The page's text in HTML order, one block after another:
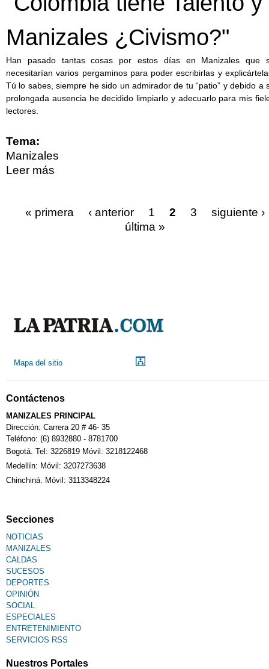
Manizales ¿Civismo?"
Han pasado tantas cosas por estos días en Manizales que
necesitarían varios pergaminos para poder escribirlas y
Tú lo sabes, siempre he sido un admirador de tu “patio” y debido a
prolongada ausencia he decidido limpiarlo y adecuarlo para mis
lectores.
Tema:
Manizales
Leer más
« primera ‹ anterior 1 2 3
siguiente ›
última »
Mapa del sitio
Contáctenos
MANIZALES PRINCIPAL
Dirección: Carrera 20 # 46- 35
Teléfono: (6) 8932880 - 8781700
Bogotá. Tel: 3226819 Móvil: 3218122468
Medellín: Móvil: 3207273638
Chinchiná. Móvil: 3113348224
Secciones
NOTICIAS
MANIZALES
CALDAS
SUCESOS
DEPORTES
OPINIÓN
SOCIAL
ESPECIALES
ENTRETENIMIENTO
SERVICIOS RSS
Nuestros Portales